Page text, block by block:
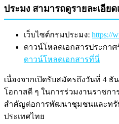
ประมง สามารถดูรายละเอีย
เว็บไซต์กรมประมง: https://
ดาวน์โหลดเอกสารประกา
ดาวน์โหลดเอกสารที่นี่
เนื่องจากเปิดรับสมัครถึงวันที่ 4 ธั
โอกาสดี ๆ ในการร่วมงานราชก
สำคัญต่อการพัฒนาชุมชนและทรั
ประเทศไทย